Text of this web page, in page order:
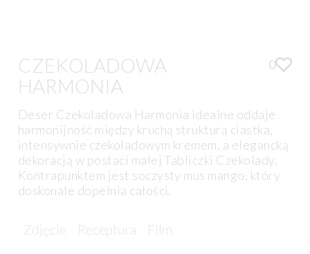
CZEKOLADOWA
HARMONIA
0
Deser Czekoladowa Harmonia idealne oddaje
harmonijność między kruchą strukturą ciastka,
intensywnie czekoladowym kremem, a elegancką
dekoracją w postaci małej Tabliczki Czekolady.
Kontrapunktem jest soczysty mus mango, który
doskonale dopełnia całości.
Zdjęcie Receptura Film